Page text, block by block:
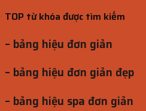
TOP từ khóa được tìm kiếm
– bảng hiệu đơn giản
– bảng hiệu đơn giản đẹp
– bảng hiệu spa đơn giản